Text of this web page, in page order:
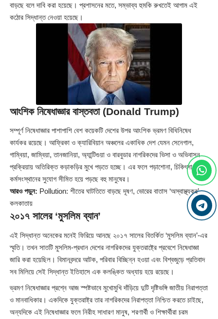
বাড়ছে বলে দাবি করা হয়েছে। প্রশাসনের মতে, সম্ভাব্য হুমকি রুখতেই আগাম এই
কঠোর সিদ্ধান্ত নেওয়া হয়েছে।
আংশিক নিষেধাজ্ঞার বাস্তবতা (Donald Trump)
সম্পূর্ণ নিষেধাজ্ঞার পাশাপাশি বেশ কয়েকটি দেশের উপর আংশিক ভ্রমণ বিধিনিষেধ
কার্যকর রয়েছে। আফ্রিকা ও ক্যারিবিয়ান অঞ্চলের একাধিক দেশ যেমন সেনেগাল,
গাম্বিয়া, জাম্বিয়া, তানজানিয়া, অ্যান্টিগুয়া ও বারবুডার নাগরিকদের ভিসা ও অভিবাসন
প্রক্রিয়ায় অতিরিক্ত কড়াকড়ির মুখে পড়তে হচ্ছে। এর ফলে পড়াশোনা, চিকিৎসা ও
কর্মসংস্থানের সুযোগ সীমিত হয়ে পড়ছে বহু মানুষের।
আরও পড়ুন: Pollution: শীতের ঘাটতিতে বাড়ছে দূষণ, ভোরের বাতাস ‘অস্বাস্থ্যকর’
কলকাতায়
২০১৭ সালের ‘মুসলিম ব্যান’
এই সিদ্ধান্ত অনেকের মনেই ফিরিয়ে আনছে ২০১৭ সালের বিতর্কিত ‘মুসলিম ব্যান’-এর
স্মৃতি। তখন সাতটি মুসলিম-প্রধান দেশের নাগরিকদের যুক্তরাষ্ট্রে প্রবেশে নিষেধাজ্ঞা
জারি করা হয়েছিল। বিমানবন্দরে আটক, পরিবার বিচ্ছিন্ন হওয়া এবং বিশ্বজুড়ে প্রতিবাদ
সব মিলিয়ে সেই সিদ্ধান্ত ইতিহাসে এক কলঙ্কিত অধ্যায় হয়ে রয়েছে।
ভ্রমণ নিষেধাজ্ঞার প্রশ্নে আজ স্পষ্টভাবে মুখোমুখি দাঁড়িয়ে দুটি দৃষ্টিভঙ্গি জাতীয় নিরাপত্তা
ও মানবাধিকার। একদিকে যুক্তরাষ্ট্র তার নাগরিকদের নিরাপত্তা নিশ্চিত করতে চাইছে,
অন্যদিকে এই নিষেধাজ্ঞার ফলে নিরীহ সাধারণ মানুষ, শরণার্থী ও শিক্ষার্থীরা চরম